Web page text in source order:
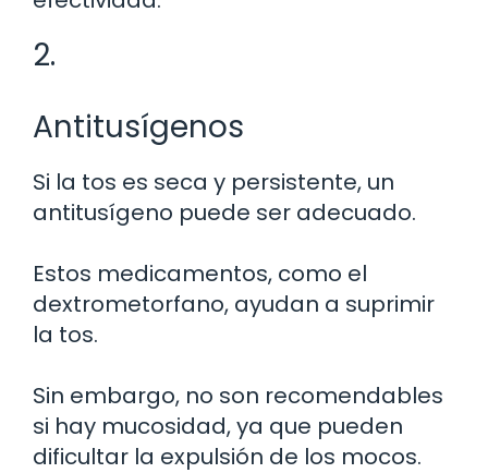
2.
Antitusígenos
Si la tos es seca y persistente, un
antitusígeno puede ser adecuado.
Estos medicamentos, como el
dextrometorfano, ayudan a suprimir
la tos.
Sin embargo, no son recomendables
si hay mucosidad, ya que pueden
dificultar la expulsión de los mocos.